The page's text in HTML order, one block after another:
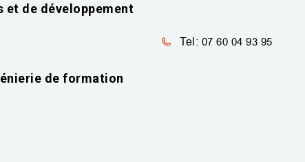
et de développement
Tel: 07 60 04 93 95
de formation